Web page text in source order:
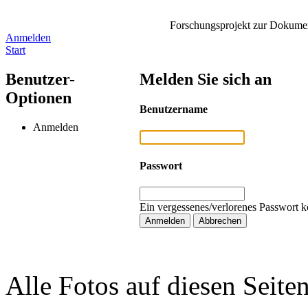
Forschungsprojekt zur
Anmelden
Start
Benutzer-
Optionen
Anmelden
Melden Sie sich an
Benutzername
Passwort
Ein vergessenes/verlorenes Passwort
Alle Fotos auf diesen